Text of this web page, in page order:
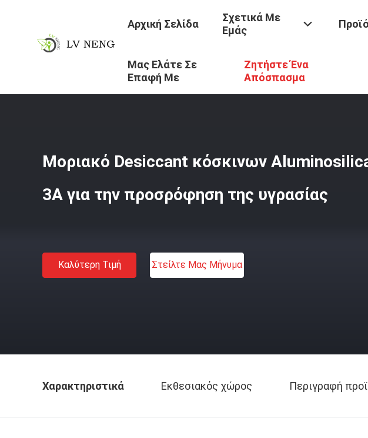
Αρχική Σελίδα
Σχετικά Με
Εμάς
Μας Ελάτε Σε
Επαφή Με
Ζητήστε Ένα
Απόσπασμα
Προϊόντα / 3A Μοριακό Αποξηραντικό Κόσκινων / Μοριακό
Μοριακό Desiccant κόσκινων
3A για την προσρόφηση της υγρασίας
Καλύτερη Τιμή Στείλτε Μας Μήνυμα
Χαρακτηριστικά Εκθεσιακός χώρος Περιγραφή